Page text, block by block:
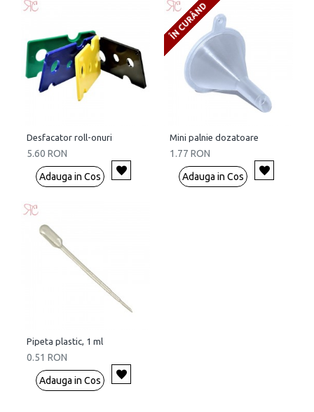
Desfacator roll-onuri
5.60 RON
Adauga in Cos
ÎN CURÂND
Mini palnie dozatoare
1.77 RON
Adauga in Cos
Pipeta plastic, 1 ml
0.51 RON
Adauga in Cos